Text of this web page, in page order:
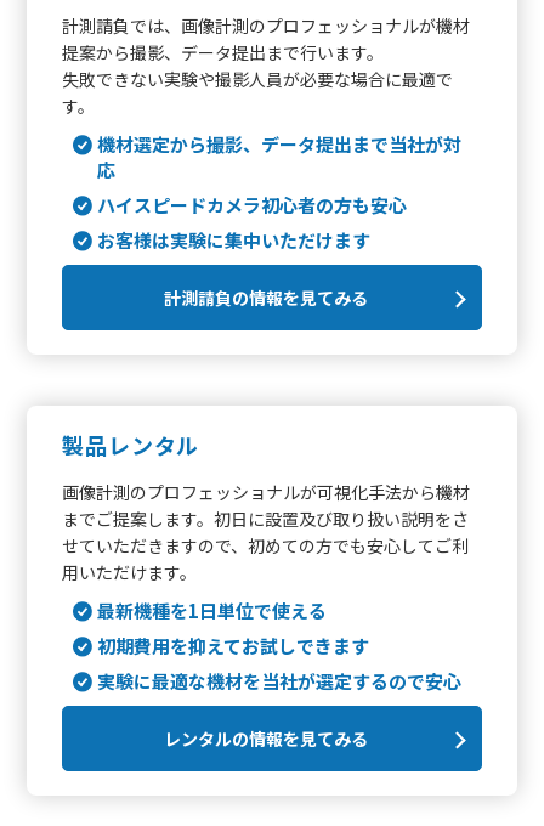
計測請負では、画像計測のプロフェッショナルが機材
提案から撮影、データ提出まで行います。
失敗できない実験や撮影人員が必要な場合に最適で
す。
機材選定から撮影、データ提出まで当社が対
応
ハイスピードカメラ初心者の方も安心
お客様は実験に集中いただけます
計測請負の情報を見てみる
製品レンタル
画像計測のプロフェッショナルが可視化手法から機材
までご提案します。初日に設置及び取り扱い説明をさ
せていただきますので、初めての方でも安心してご利
用いただけます。
最新機種を1日単位で使える
初期費用を抑えてお試しできます
実験に最適な機材を当社が選定するので安心
レンタルの情報を見てみる